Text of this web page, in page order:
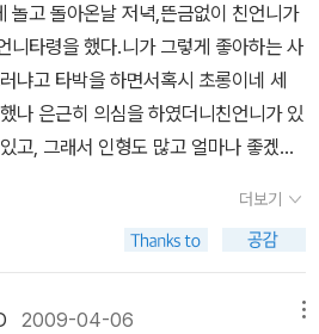
놀고 돌아온날 저녁,뜬금없이 친언니가
니타령을 했다.니가 그렇게 좋아하는 사
냐고 타박을 하면서혹시 초롱이네 세
나 은근히 의심을 하였더니친언니가 있
고, 그래서 인형도 많고 얼마나 좋겠느
것이니까 함부로 손대지 마!'라는 멘트
려주고 싶은 마음도 한쪽에 자리하고
를 자기도 갖고 싶다는 것이 처음부터
이다.언니한테 직접 물어보았더라면
더보기
2009-04-06